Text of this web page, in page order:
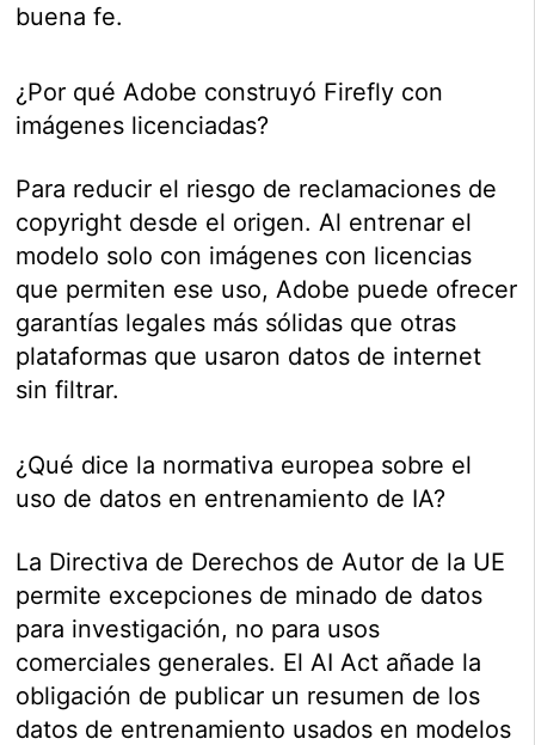
buena fe.
¿Por qué Adobe construyó Firefly con
imágenes licenciadas?
Para reducir el riesgo de reclamaciones de
copyright desde el origen. Al entrenar el
modelo solo con imágenes con licencias
que permiten ese uso, Adobe puede ofrecer
garantías legales más sólidas que otras
plataformas que usaron datos de internet
sin filtrar.
¿Qué dice la normativa europea sobre el
uso de datos en entrenamiento de IA?
La Directiva de Derechos de Autor de la UE
permite excepciones de minado de datos
para investigación, no para usos
comerciales generales. El AI Act añade la
obligación de publicar un resumen de los
datos de entrenamiento usados en modelos